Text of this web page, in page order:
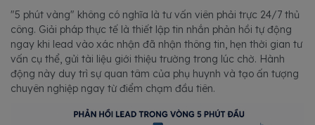
"5 phút vàng" không có nghĩa là tư vấn viên phải trực 24/7 thủ
công. Giải pháp thực tế là thiết lập tin nhắn phản hồi tự động
ngay khi lead vào xác nhận đã nhận thông tin, hẹn thời gian tư
vấn cụ thể, gửi tài liệu giới thiệu trường trong lúc chờ. Hành
động này duy trì sự quan tâm của phụ huynh và tạo ấn tượng
chuyên nghiệp ngay từ điểm chạm đầu tiên.